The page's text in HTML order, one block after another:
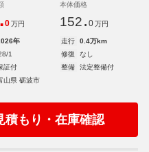
.0 万円
本体価格
152. 0 万円
年 走行
0.4万km
1 修復
なし
証付 整備
法定整備付
山県 砺波市
積もり・在庫確認